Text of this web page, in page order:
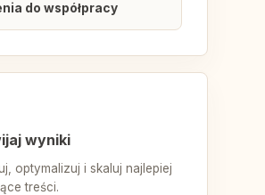
do współpracy
wyniki
optymalizuj i skaluj najlepiej
treści.